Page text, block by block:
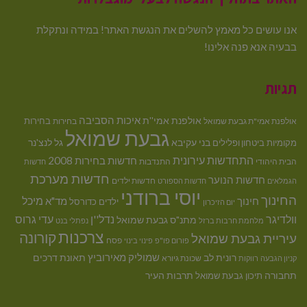
אנו עושים כל מאמץ להשלים את הנגשת האתר! במידה ונתקלת
בבעיה אנא פנה אלינו!
תגיות
אולפנת אמי"ת גבעת שמואל אולפנת אמי''תאיכות הסביבה בחירות בחירות
מקומיותביטחון ופלילים בני עקיבא גבעת שמואל גל לנצ'נר
הבית היהודי התחדשות עירונית התנדבות חדשות בחירות 2008 חדשות
הגמלאים חדשות הנוער חדשות הספורט חדשות ילדים חדשות מערכת
החינוך חינוך יום הזיכרון יוסי ברודני ילדים כדורסל מד"א מיכל
וולדיגר מלחמת חרבות ברזל מתנ"ס גבעת שמואל נדל''ן נפתלי בנט עדי גרוס
עיריית גבעת שמואל פורום פו"פ פינוי בינוי פסח צרכנותקורונה
קניון הגבעה רווקות רונית לב שכונת גיורא שמוליק מאירוביץ תאונת דרכים
תחבורה תיכון גבעת שמואל תרבות העיר